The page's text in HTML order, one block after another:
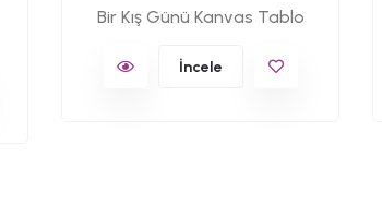
Bir Kış Günü Kanvas Tablo
İncele